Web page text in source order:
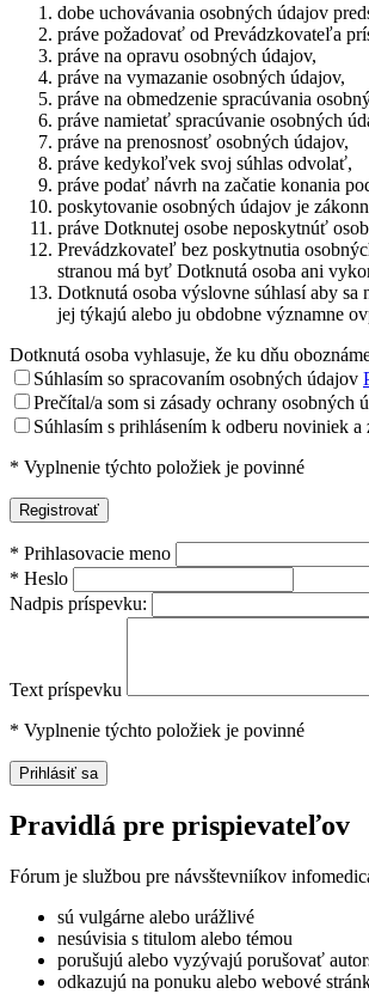
dobe uchovávania osobných údajov
práve požadovať od Prevádzkovateľa
práve na opravu osobných údajov,
práve na vymazanie osobných údajov,
práve na obmedzenie spracúvania
práve namietať spracúvanie osobných
práve na prenosnosť osobných údajov,
práve kedykoľvek svoj súhlas odvolať,
práve podať návrh na začatie konania
poskytovanie osobných údajov je
práve Dotknutej osobe neposkytnúť
Prevádzkovateľ bez poskytnutia
stranou má byť Dotknutá osoba ani
Dotknutá osoba výslovne súhlasí aby
jej týkajú alebo ju obdobne významne
Dotknutá osoba vyhlasuje, že ku dňu
Súhlasím so spracovaním osobných údajov
Prečítal/a som si zásady ochrany osobných
Súhlasím s prihlásením k odberu noviniek
* Vyplnenie týchto položiek je povinné
* Prihlasovacie meno
* Heslo
Nadpis príspevku:
Text príspevku
* Vyplnenie týchto položiek je povinné
Pravidlá pre prispievateľov
Fórum je službou pre návsštevniíkov
sú vulgárne alebo urážlivé
nesúvisia s titulom alebo témou
porušujú alebo vyzývajú porušovať
odkazujú na ponuku alebo webové